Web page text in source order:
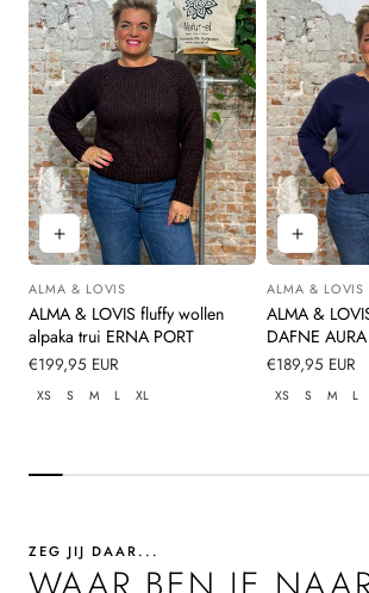
Leverancier:
ALMA & LOVIS
ALMA & LOVIS fluffy wollen
alpaka trui ERNA PORT
Normale
prijs
€199,95 EUR
XS S M L XL
Leverancier:
ALMA & LOVIS
ALMA &
DAFNE
Normale
prijs
€189,95 EUR
XS S M L
ZEG JIJ DAAR...